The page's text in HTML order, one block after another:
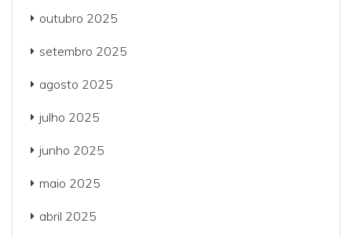
outubro 2025
setembro 2025
agosto 2025
julho 2025
junho 2025
maio 2025
abril 2025